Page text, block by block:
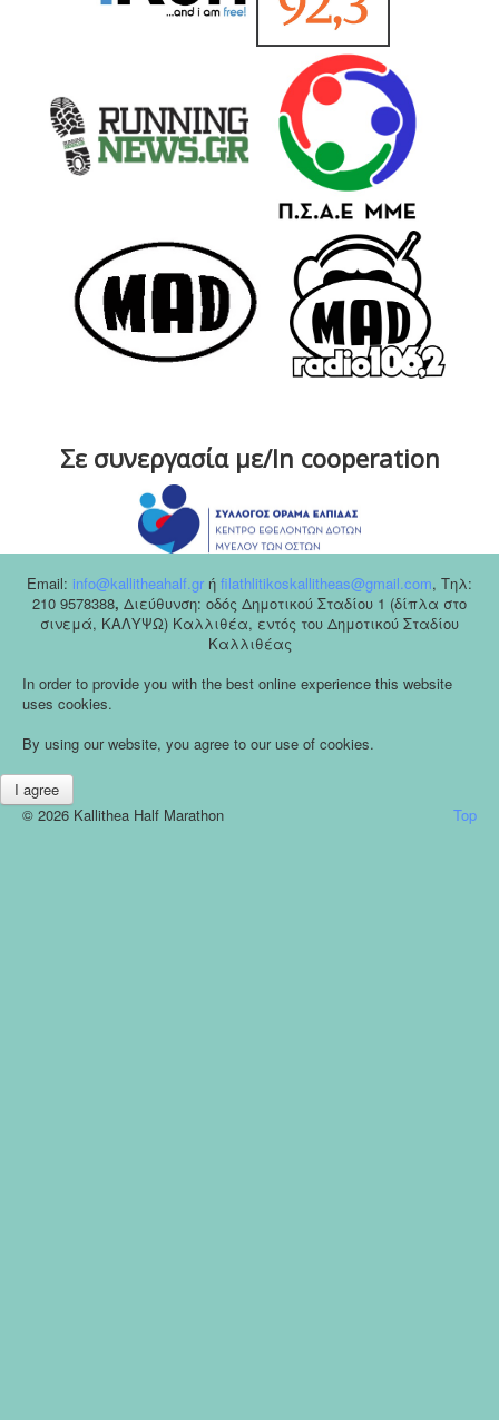
Σε συνεργασία με/In cooperation
Email: info@kallitheahalf.gr ή filathlitikoskallitheas@gmail.com, Tηλ:
210 9578388, Διεύθυνση: οδός Δημοτικού Σταδίου 1 (δίπλα στο
σινεμά, ΚΑΛΥΨΩ) Καλλιθέα, εντός του Δημοτικού Σταδίου
Καλλιθέας
In order to provide you with the best online experience this website
uses cookies.
By using our website, you agree to our use of cookies.
I agree
Top
© 2026 Kallithea Half Marathon